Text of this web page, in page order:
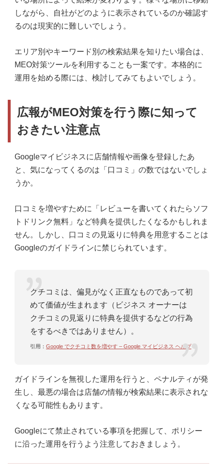
しながら、自社がどのように表示されているのか確認す
るのは現実的に難しいでしょう。
エリア別やキーワード別の検索結果を知りたい場合は、
MEO対策ツールを利用することも一案です。本格的に
運用を始める際には、検討してみてもよいでしょう。
広報がMEO対策を行う際に知って
おきたい注意点
Googleマイビジネスに店舗情報や画像を登録したあ
と、気になってくるのは「口コミ」の数ではないでしょ
うか。
口コミを増やすために「レビューを書いてくれたらソフ
トドリンク無料」など特典を提供したくなるかもしれま
せん。しかし、口コミの見返りに特典を用意することは
Googleのガイドラインに禁じられています。
クチコミは、偏見がなく正直なものであって初
めて価値が生まれます（ビジネス オーナーは
クチコミの見返りに特典を提供するなどの行為
をするべきではありません）。
引用： Google でクチコミ数を増やす – Google マイビジネス ヘルプ
ガイドラインを無視した運用を行うと、ペナルティが発
生し、最悪の場合は店舗の情報が検索結果に表示されな
くなる可能性もあります。
Googleにて禁止されている事項を把握して、ポリシー
に沿った運用を行うよう注意しておきましょう。